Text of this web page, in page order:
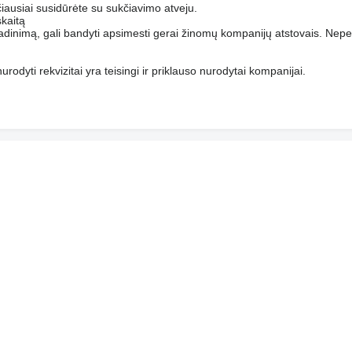
susidūrėte su sukčiavimo atveju.
gali bandyti apsimesti gerai žinomų kompanijų atstovais.
rekvizitai yra teisingi ir priklauso nurodytai kompanijai.